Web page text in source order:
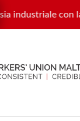
con la